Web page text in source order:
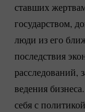
ставших
государством,
люди из его
последствия
расследований,
ведения
себя с